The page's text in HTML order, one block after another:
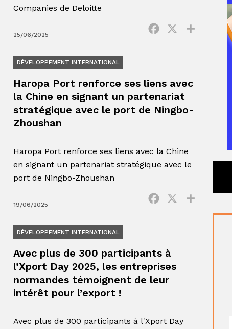
Companies de Deloitte
25/06/2025
Facebook Partager
DÉVELOPPEMENT INTERNATIONAL
Haropa Port renforce ses liens avec
la Chine en signant un partenariat
stratégique avec le port de Ningbo-
Zhoushan
Haropa Port renforce ses liens avec la Chine
en signant un partenariat stratégique avec le
port de Ningbo-Zhoushan
19/06/2025
Facebook
DÉVELOPPEMENT INTERNATIONAL
Avec plus de 300 participants à
l’Xport Day 2025, les entreprises
normandes témoignent de leur
intérêt pour l’export !
Avec plus de 300 participants à l'Xport Day